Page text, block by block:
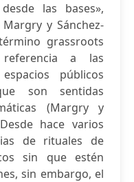
las bases»,
y Sánchez-
grassroots
a las
públicos
son sentidas
(Margry y
hace varios
de rituales de
sin que estén
sin embargo, el